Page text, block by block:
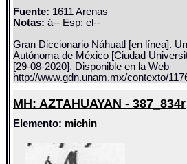
Fuente: 1611 Arenas
Notas: á-- Esp: el--
Gran Diccionario Náhuatl [en línea].
Autónoma de México [Ciudad
[29-08-2020]. Disponible en la Web
http://www.gdn.unam.mx/contexto/
MH: AZTAHUAYAN - 387_834r
Elemento: michin